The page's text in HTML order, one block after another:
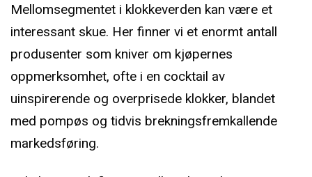
Mellomsegmentet i klokkeverden kan være et
interessant skue. Her finner vi et enormt antall
produsenter som kniver om kjøpernes
oppmerksomhet, ofte i en cocktail av
uinspirerende og overprisede klokker, blandet
med pompøs og tidvis brekningsfremkallende
markedsføring.